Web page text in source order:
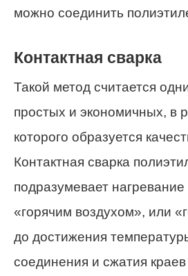
можно соединить
Контактная сварка
Такой метод считается
простых и экономичных, в
которого образуется
Контактная сварка
подразумевает
«горячим воздухом», или
до достижения
соединения и сжатия краев